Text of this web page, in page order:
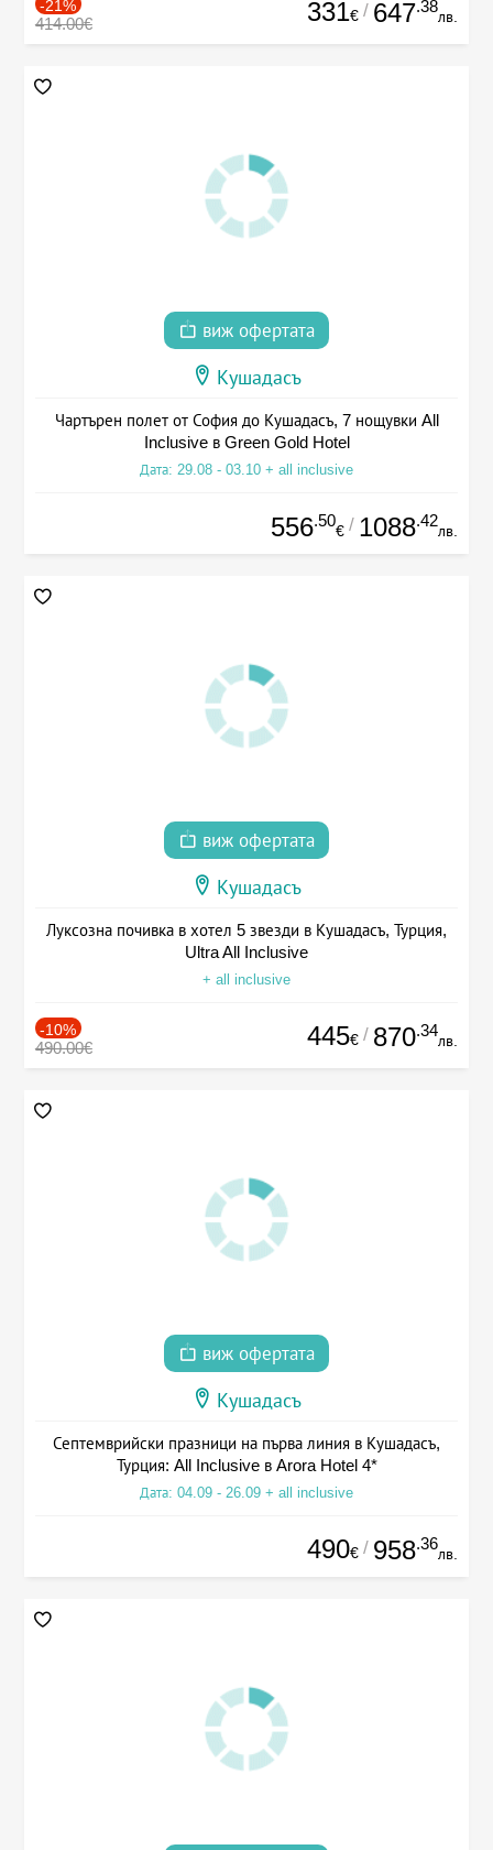
-21%
414.00€ 331€ / 647.38
лв.
виж офертата
Кушадасъ
Чартърен полет от София до Кушадасъ, 7 нощувки All
Inclusive в Green Gold Hotel
Дата: 29.08 - 03.10 + all inclusive
556.50
€ / 1088.42
лв.
виж офертата
Кушадасъ
Луксозна почивка в хотел 5 звезди в Кушадасъ, Турция,
Ultra All Inclusive
+ all inclusive
-10%
490.00€ 445€ / 870.34
лв.
виж офертата
Кушадасъ
Септемврийски празници на първа линия в Кушадасъ,
Турция: All Inclusive в Arora Hotel 4*
Дата: 04.09 - 26.09 + all inclusive
490€ / 958.36
лв.